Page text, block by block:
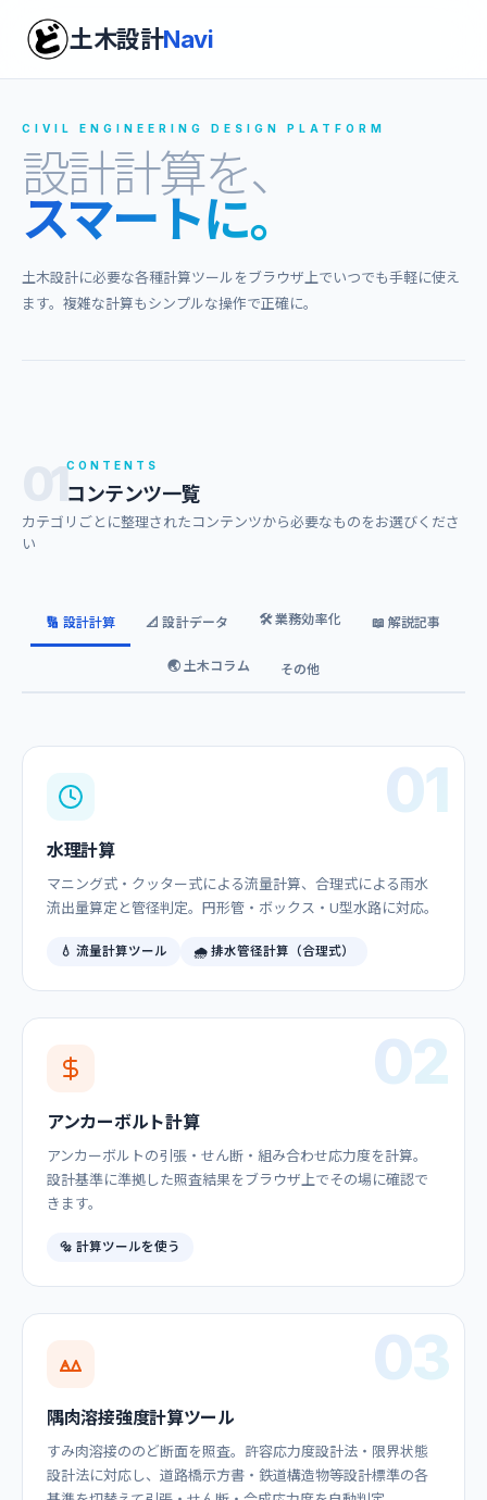
土木設計Navi
CIVIL ENGINEERING DESIGN PLATFORM
設計計算を、
スマートに。
土木設計に必要な各種計算ツールをブラウザ上でいつでも手軽に使え
ます。複雑な計算もシンプルな操作で正確に。
CONTENTS
コンテンツ一覧
カテゴリごとに整理されたコンテンツから必要なものをお選びくださ
い
🔢 設計計算 📐 設計データ 🛠️ 業務効率化 📖 解説記事
🌏 土木コラム その他
01
水理計算
マニング式・クッター式による流量計算、合理式による雨水
流出量算定と管径判定。円形管・ボックス・U型水路に対応。
💧 流量計算ツール 🌧️ 排水管径計算（合理式）
02
アンカーボルト計算
アンカーボルトの引張・せん断・組み合わせ応力度を計算。
設計基準に準拠した照査結果をブラウザ上でその場に確認で
きます。
🔩 計算ツールを使う
03
隅肉溶接強度計算ツール
すみ肉溶接ののど断面を照査。許容応力度設計法・限界状態
設計法に対応し、道路橋示方書・鉄道構造物等設計標準の各